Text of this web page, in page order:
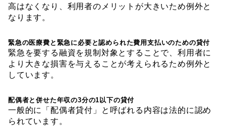
高はなくなり、利用者のメリットが大きいため例外と
なります。
緊急の医療費と緊急に必要と認められた費用支払いのための貸付
緊急を要する融資を規制対象とすることで、利用者に
より大きな損害を与えることが考えられるため例外と
しています。
配偶者と併せた年収の3分の1以下の貸付
一般的に「配偶者貸付」と呼ばれる内容は法的に認め
られています。